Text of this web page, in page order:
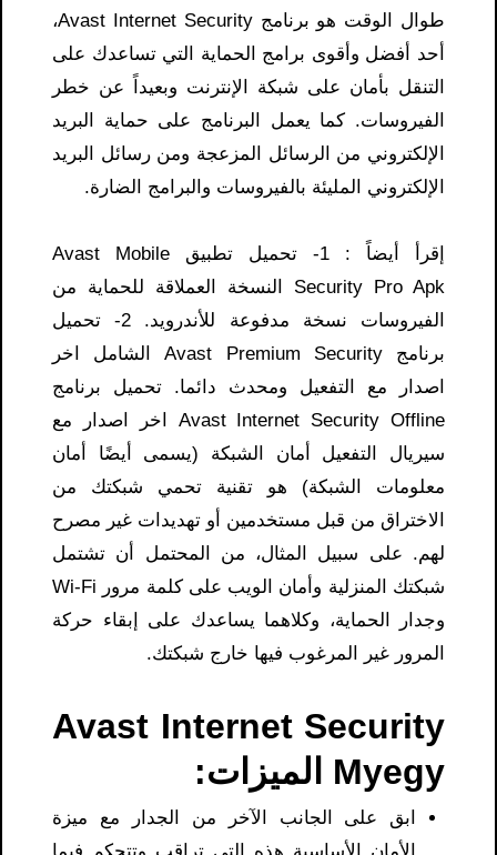
طوال الوقت هو برنامج Avast Internet Security،
أحد أفضل وأقوى برامج الحماية التي تساعدك على
التنقل بأمان على شبكة الإنترنت وبعيداً عن خطر
الفيروسات. كما يعمل البرنامج على حماية البريد
الإلكتروني من الرسائل المزعجة ومن رسائل البريد
الإلكتروني المليئة بالفيروسات والبرامج الضارة.
إقرأ أيضاً : 1- تحميل تطبيق Avast Mobile
Security Pro Apk النسخة العملاقة للحماية من
الفيروسات نسخة مدفوعة للأندرويد. 2- تحميل
برنامج Avast Premium Security الشامل اخر
اصدار مع التفعيل ومحدث دائما. تحميل برنامج
Avast Internet Security Offline اخر اصدار مع
سيريال التفعيل أمان الشبكة (يسمى أيضًا أمان
معلومات الشبكة) هو تقنية تحمي شبكتك من
الاختراق من قبل مستخدمين أو تهديدات غير مصرح
لهم. على سبيل المثال، من المحتمل أن تشتمل
شبكتك المنزلية وأمان الويب على كلمة مرور Wi-Fi
وجدار الحماية، وكلاهما يساعدك على إبقاء حركة
المرور غير المرغوب فيها خارج شبكتك.
Avast Internet Security
Myegy​ الميزات:
ابق على الجانب الآخر من الجدار مع ميزة